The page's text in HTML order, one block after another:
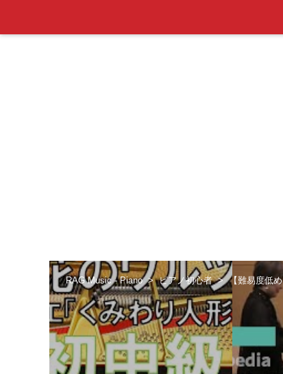
RAG Music - Piano ピアノ初心者 【難易度低